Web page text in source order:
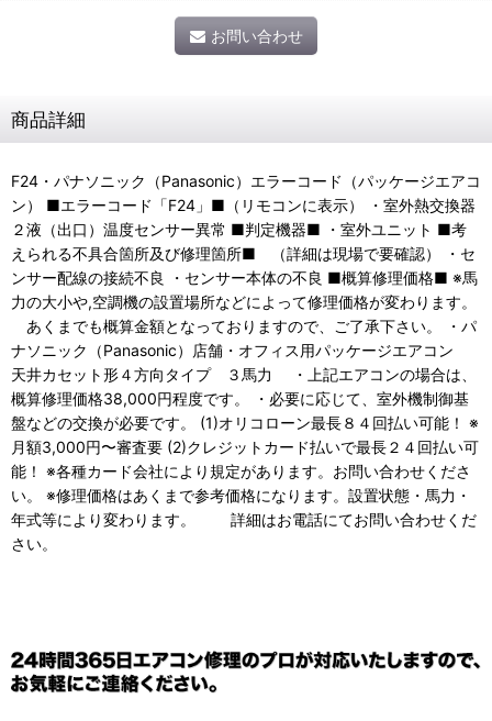
お問い合わせ
商品詳細
F24・パナソニック（Panasonic）エラーコード（パッケージエアコ
ン） ■エラーコード「F24」■（リモコンに表示） ・室外熱交換器
２液（出口）温度センサー異常 ■判定機器■ ・室外ユニット ■考
えられる不具合箇所及び修理箇所■ （詳細は現場で要確認） ・セ
ンサー配線の接続不良 ・センサー本体の不良 ■概算修理価格■ ※馬
力の大小や,空調機の設置場所などによって修理価格が変わります。
あくまでも概算金額となっておりますので、ご了承下さい。 ・パ
ナソニック（Panasonic）店舗・オフィス用パッケージエアコン
天井カセット形４方向タイプ ３馬力 ・上記エアコンの場合は、
概算修理価格38,000円程度です。 ・必要に応じて、室外機制御基
盤などの交換が必要です。 (1)オリコローン最長８４回払い可能！ ※
月額3,000円〜審査要 (2)クレジットカード払いで最長２４回払い可
能！ ※各種カード会社により規定があります。お問い合わせくださ
い。 ※修理価格はあくまで参考価格になります。設置状態・馬力・
年式等により変わります。 詳細はお電話にてお問い合わせくだ
さい。